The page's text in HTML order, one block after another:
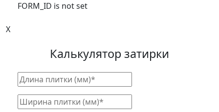
FORM_ID is not set
X
Калькулятор затирки